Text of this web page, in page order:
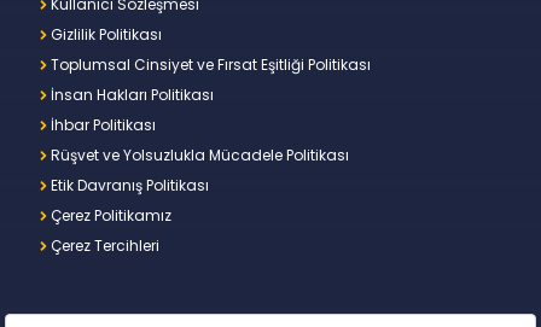
Kullanıcı Sözleşmesi
Gizlilik Politikası
Toplumsal Cinsiyet ve Fırsat Eşitliği Politikası
İnsan Hakları Politikası
İhbar Politikası
Rüşvet ve Yolsuzlukla Mücadele Politikası
Etik Davranış Politikası
Çerez Politikamız
Çerez Tercihleri